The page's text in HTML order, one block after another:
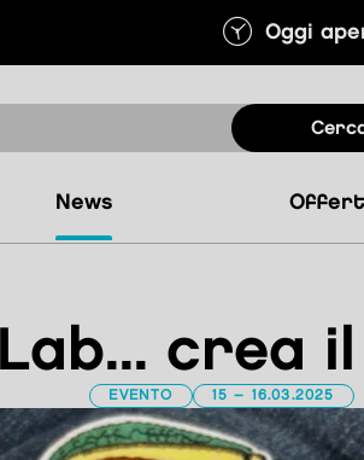
Oggi
news
crea
EVENTO 15 – 16.03.2025